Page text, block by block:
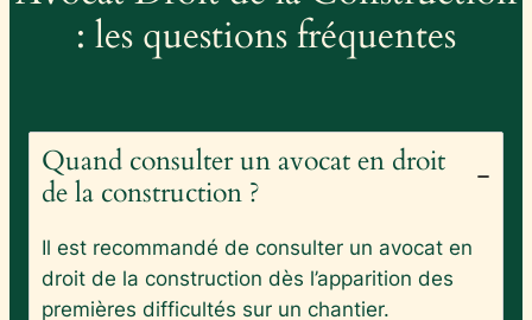
: les questions fréquentes
Quand consulter un avocat en droit
de la construction ?
Il est recommandé de consulter un avocat en
droit de la construction dès l’apparition des
premières difficultés sur un chantier.